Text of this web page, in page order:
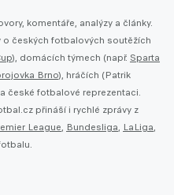
komentáře, analýzy a články.
o českých fotbalových soutěžích
), domácích týmech (např. Sparta
Brno), hráčích (Patrik
české fotbalové reprezentaci.
přináší i rychlé zprávy z
League, Bundesliga, LaLiga,